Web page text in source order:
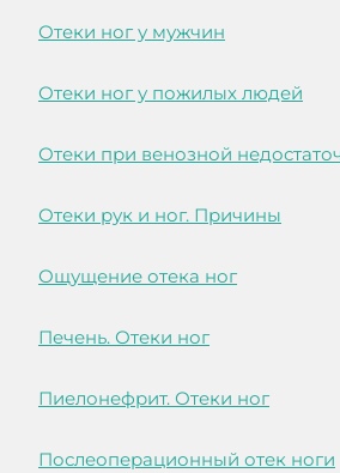
Отеки ног у мужчин
Отеки ног у пожилых людей
Отеки при венозной
Отеки рук и ног. Причины
Ощущение отека ног
Печень. Отеки ног
Пиелонефрит. Отеки ног
Послеоперационный отек ноги